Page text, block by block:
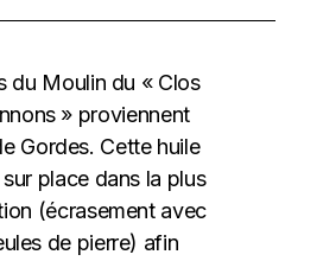
du Moulin du « Clos
» proviennent
Gordes. Cette huile
place dans la plus
(écrasement avec
de pierre) afin